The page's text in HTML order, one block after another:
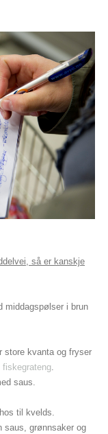
så er kanskje
middagspølser i brun
store kvanta og fryser
fiskegrateng.
saus.
til kvelds.
saus, grønnsaker og